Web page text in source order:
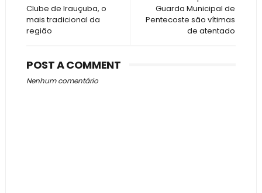
Guarda Municipal de
Pentecoste são vítimas
de atentado
Clube de Irauçuba, o
mais tradicional da
região
POST A COMMENT
Nenhum comentário